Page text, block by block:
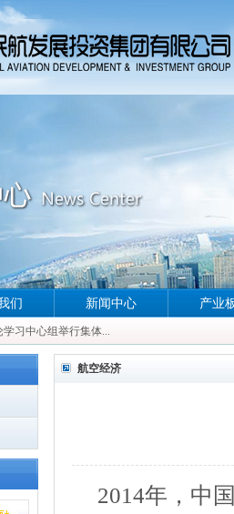
学习中心组举行集体...
习中心组举行集体...
习中心组举行集体...
学习中心组举行集体...
们 新闻中心 产业
航空经济
2014年，中